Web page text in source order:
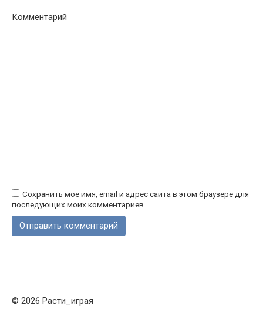
Комментарий
Сохранить моё имя, email и адрес сайта в этом браузере для
последующих моих комментариев.
© 2026 Расти_играя